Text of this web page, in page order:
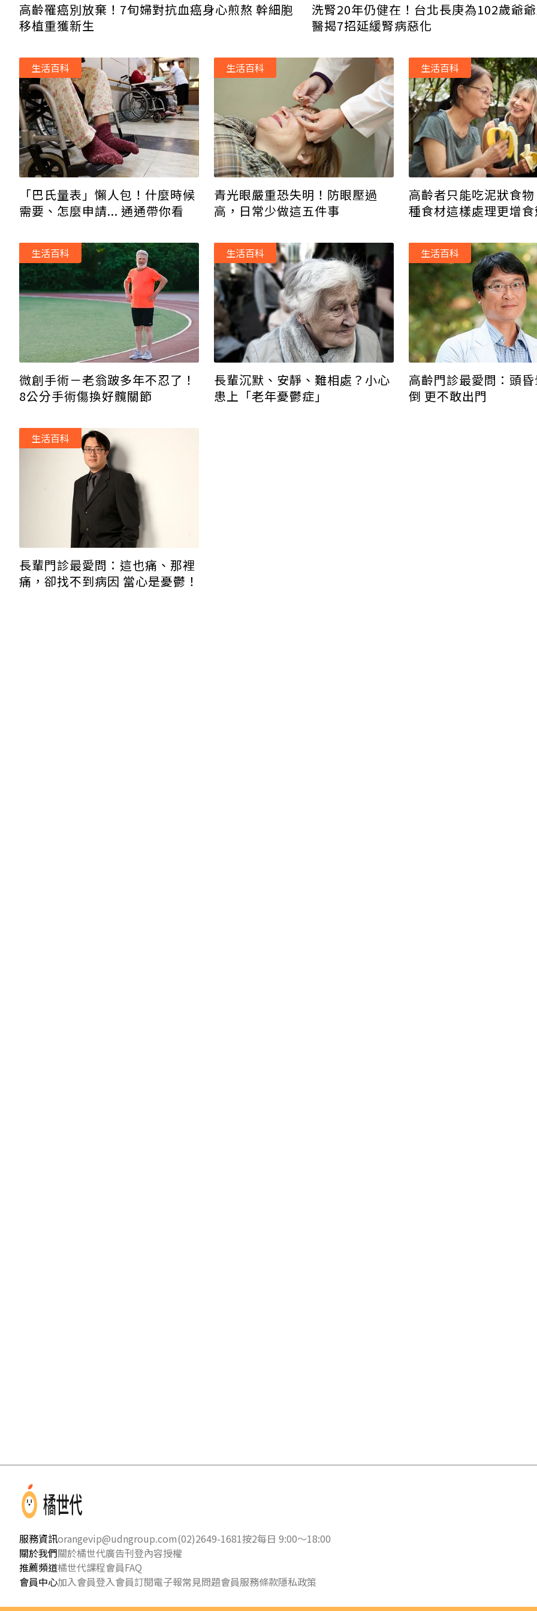
高齡罹癌別放棄！7旬婦對抗血癌身心煎熬 幹細胞
移植重獲新生
洗腎20年仍健在！台北長庚為102歲爺
醫揭7招延緩腎病惡化
「巴氏量表」懶人包！什麼時候
需要、怎麼申請... 通通帶你看
生活百科
青光眼嚴重恐失明！防眼壓過
高，日常少做這五件事
生活百科
高齡者只能吃泥狀食
種食材這樣處理更增
生活百科
微創手術－老翁跛多年不忍了！
8公分手術傷換好髖關節
生活百科
長輩沉默、安靜、難相處？小心
患上「老年憂鬱症」
生活百科
高齡門診最愛問：頭
倒 更不敢出門
生活百科
長輩門診最愛問：這也痛、那裡
痛，卻找不到病因 當心是憂鬱！
生活百科
服務資訊orangevip@udngroup.com(02)2649-1681按2每日 9:00～18:00
關於我們關於橘世代廣告刊登內容授權
推薦頻道橘世代課程會員FAQ
會員中心加入會員登入會員訂閱電子報常見問題會員服務條款隱私政策